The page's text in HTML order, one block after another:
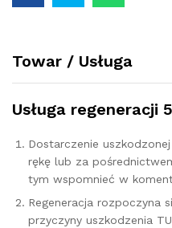
190
quantity
Towar / Usługa
Usługa regeneracji
Dostarczenie uszkodzonej
rękę lub za
tym wspomnieć w
Regeneracja rozpoczyna
przyczyny uszkodzenia